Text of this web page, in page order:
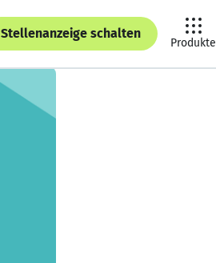
Stellenanzeige schalten
Produkte